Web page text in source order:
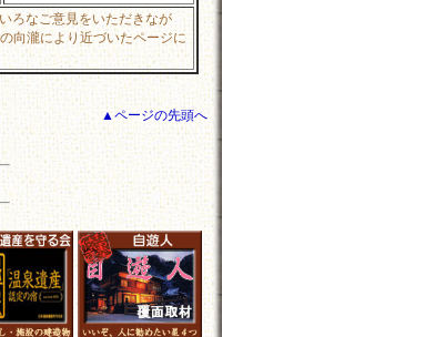
ろなご意見をいただきなが
向瀧により近づいたページに
▲ページの先頭へ